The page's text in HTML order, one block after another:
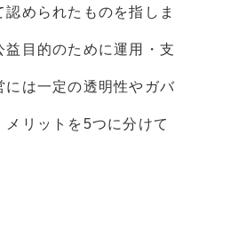
められたものを指しま
目的のために運用・支
には一定の透明性やガバ
リットを5つに分けて